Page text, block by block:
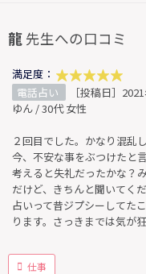
龍 先生への口コミ
満足度：
電話占い
［投稿日］
ゆん / 30代 女性
２回目でした。かなり混乱
今、不安な事をぶつけたと
考えると失礼だったかな？
だけど、きちんと聞いてく
占いって昔ジプシーしてた
ります。さっきまでは気が
仕事